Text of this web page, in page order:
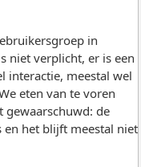
in
niet verplicht, er is een
interactie, meestal wel
eten van te voren
gewaarschuwd: de
en het blijft meestal niet